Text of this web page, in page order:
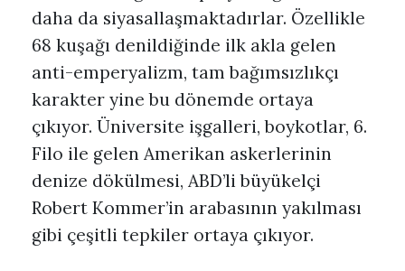
daha da siyasallaşmaktadırlar. Özellikle
68 kuşağı denildiğinde ilk akla gelen
anti-emperyalizm, tam bağımsızlıkçı
karakter yine bu dönemde ortaya
çıkıyor. Üniversite işgalleri, boykotlar, 6.
Filo ile gelen Amerikan askerlerinin
denize dökülmesi, ABD’li büyükelçi
Robert Kommer’in arabasının yakılması
gibi çeşitli tepkiler ortaya çıkıyor.